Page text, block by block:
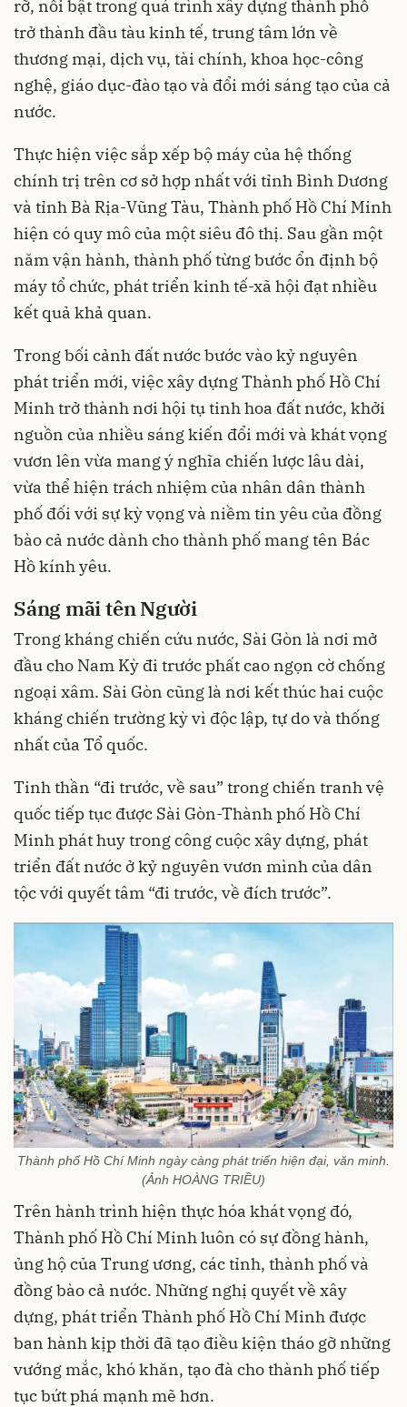
rỡ, nổi bật trong quá trình xây dựng thành phố
trở thành đầu tàu kinh tế, trung tâm lớn về
thương mại, dịch vụ, tài chính, khoa học-công
nghệ, giáo dục-đào tạo và đổi mới sáng tạo của cả
nước.
Thực hiện việc sắp xếp bộ máy của hệ thống
chính trị trên cơ sở hợp nhất với tỉnh Bình Dương
và tỉnh Bà Rịa-Vũng Tàu, Thành phố Hồ Chí Minh
hiện có quy mô của một siêu đô thị. Sau gần một
năm vận hành, thành phố từng bước ổn định bộ
máy tổ chức, phát triển kinh tế-xã hội đạt nhiều
kết quả khả quan.
Trong bối cảnh đất nước bước vào kỷ nguyên
phát triển mới, việc xây dựng Thành phố Hồ Chí
Minh trở thành nơi hội tụ tinh hoa đất nước, khởi
nguồn của nhiều sáng kiến đổi mới và khát vọng
vươn lên vừa mang ý nghĩa chiến lược lâu dài,
vừa thể hiện trách nhiệm của nhân dân thành
phố đối với sự kỳ vọng và niềm tin yêu của đồng
bào cả nước dành cho thành phố mang tên Bác
Hồ kính yêu.
Sáng mãi tên Người
Trong kháng chiến cứu nước, Sài Gòn là nơi mở
đầu cho Nam Kỳ đi trước phất cao ngọn cờ chống
ngoại xâm. Sài Gòn cũng là nơi kết thúc hai cuộc
kháng chiến trường kỳ vì độc lập, tự do và thống
nhất của Tổ quốc.
Tinh thần “đi trước, về sau” trong chiến tranh vệ
quốc tiếp tục được Sài Gòn-Thành phố Hồ Chí
Minh phát huy trong công cuộc xây dựng, phát
triển đất nước ở kỷ nguyên vươn mình của dân
tộc với quyết tâm “đi trước, về đích trước”.
Thành phố Hồ Chí Minh ngày càng phát triển hiện đại, văn minh.
(Ảnh HOÀNG TRIỀU)
Trên hành trình hiện thực hóa khát vọng đó,
Thành phố Hồ Chí Minh luôn có sự đồng hành,
ủng hộ của Trung ương, các tỉnh, thành phố và
đồng bào cả nước. Những nghị quyết về xây
dựng, phát triển Thành phố Hồ Chí Minh được
ban hành kịp thời đã tạo điều kiện tháo gỡ những
vướng mắc, khó khăn, tạo đà cho thành phố tiếp
tục bứt phá mạnh mẽ hơn.